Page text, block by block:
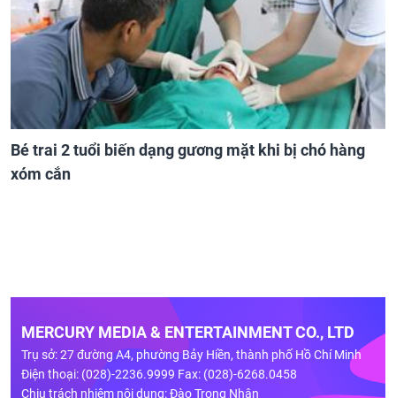
Bé trai 2 tuổi biến dạng gương mặt khi bị chó hàng
xóm cắn
MERCURY MEDIA & ENTERTAINMENT CO., LTD
Trụ sở: 27 đường A4, phường Bảy Hiền, thành phố Hồ Chí Minh
Điện thoại: (028)-2236.9999 Fax: (028)-6268.0458
Chịu trách nhiệm nội dung: Đào Trọng Nhân